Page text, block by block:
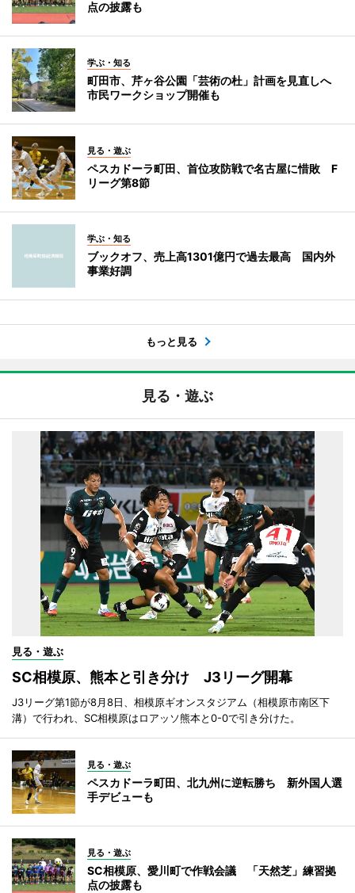
点の披露も
学ぶ・知る
町田市、芹ヶ谷公園「芸術の杜」計画を見直しへ
市民ワークショップ開催も
見る・遊ぶ
ペスカドーラ町田、首位攻防戦で名古屋に惜敗 F
リーグ第8節
学ぶ・知る
ブックオフ、売上高1301億円で過去最高 国内外
事業好調
もっと見る
見る・遊ぶ
見る・遊ぶ
SC相模原、熊本と引き分け J3リーグ開幕
J3リーグ第1節が8月8日、相模原ギオンスタジアム（相模原市南区下
溝）で行われ、SC相模原はロアッソ熊本と0-0で引き分けた。
見る・遊ぶ
ペスカドーラ町田、北九州に逆転勝ち 新外国人選
手デビューも
見る・遊ぶ
SC相模原、愛川町で作戦会議 「天然芝」練習拠
点の披露も